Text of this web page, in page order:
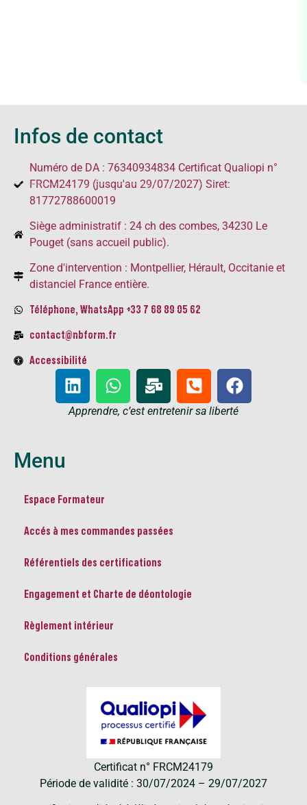
Infos de contact
Numéro de DA : 76340934834 Certificat Qualiopi n°
FRCM24179 (jusqu'au 29/07/2027) Siret:
81772788600019
Siège administratif : 24 ch des combes, 34230 Le
Pouget (sans accueil public).
Zone d'intervention : Montpellier, Hérault, Occitanie et
distanciel France entière.
Téléphone, WhatsApp +33 7 68 89 05 62
contact@nbform.fr
Accessibilité
Apprendre, c’est entretenir sa liberté​
Menu
Espace Formateur
Accés à mes commandes passées
Référentiels des certifications
Engagement et Charte de déontologie
Règlement intérieur
Conditions générales
Certificat n° FRCM24179
Période de validité : 30/07/2024 – 29/07/2027